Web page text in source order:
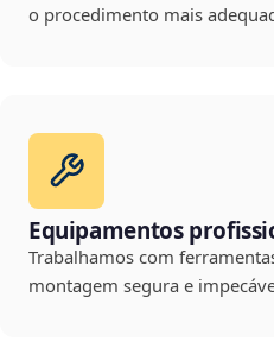
o procedimento mais
Equipamentos
Trabalhamos com
montagem segura e